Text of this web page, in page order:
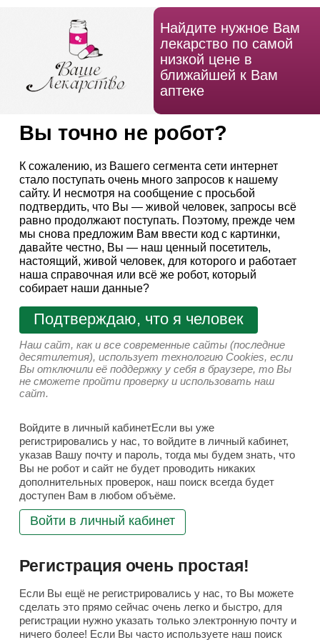
Найдите нужное Вам
лекарство по самой
низкой цене в
ближайшей к Вам
аптеке
Вы точно не робот?
К сожалению, из Вашего сегмента сети интернет
стало поступать очень много запросов к нашему
сайту. И несмотря на сообщение с просьбой
подтвердить, что Вы — живой человек, запросы всё
равно продолжают поступать. Поэтому, прежде чем
мы снова предложим Вам ввести код с картинки,
давайте честно, Вы — наш ценный посетитель,
настоящий, живой человек, для которого и работает
наша справочная или всё же робот, который
собирает наши данные?
Подтверждаю, что я человек
Наш сайт, как и все современные сайты (последние
десятилетия), использует технологию Cookies, если
Вы отключили её поддержку у себя в браузере, то Вы
не сможете пройти проверку и использовать наш
сайт.
Войдите в личный кабинетЕсли вы уже
регистрировались у нас, то войдите в личный кабинет,
указав Вашу почту и пароль, тогда мы будем знать, что
Вы не робот и сайт не будет проводить никаких
дополнительных проверок, наш поиск всегда будет
доступен Вам в любом объёме.
Войти в личный кабинет
Регистрация очень простая!
Если Вы ещё не регистрировались у нас, то Вы можете
сделать это прямо сейчас очень легко и быстро, для
регистрации нужно указать только электронную почту и
ничего более! Если Вы часто используете наш поиск